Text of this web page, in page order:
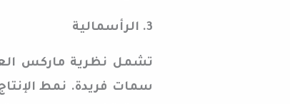
3. الرأسمالية
تشمل نظرية ماركس
سمات فريدة. نمط